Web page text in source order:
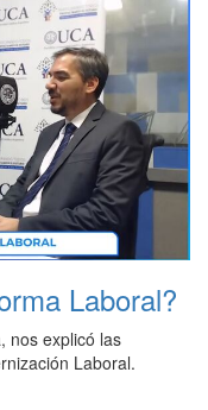
Laboral?
nos explicó las
Laboral.